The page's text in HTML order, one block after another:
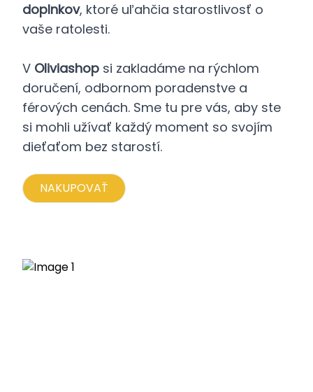
doplnkov, ktoré uľahčia starostlivosť o
vaše ratolesti.
V Oliviashop si zakladáme na rýchlom
doručení, odbornom poradenstve a
férových cenách. Sme tu pre vás, aby ste
si mohli užívať každý moment so svojím
dieťaťom bez starostí.
NAKUPOVAŤ